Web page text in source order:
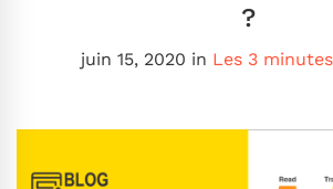
?
juin 15, 2020 in Les 3